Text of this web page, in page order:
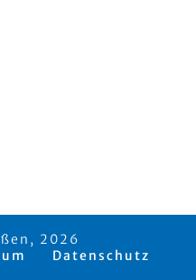
2026
Datenschutz